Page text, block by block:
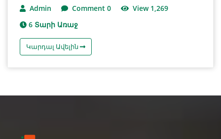
Admin Comment 0
View 1,269
6 Տարի Առաջ
Կարդալ Ավելին